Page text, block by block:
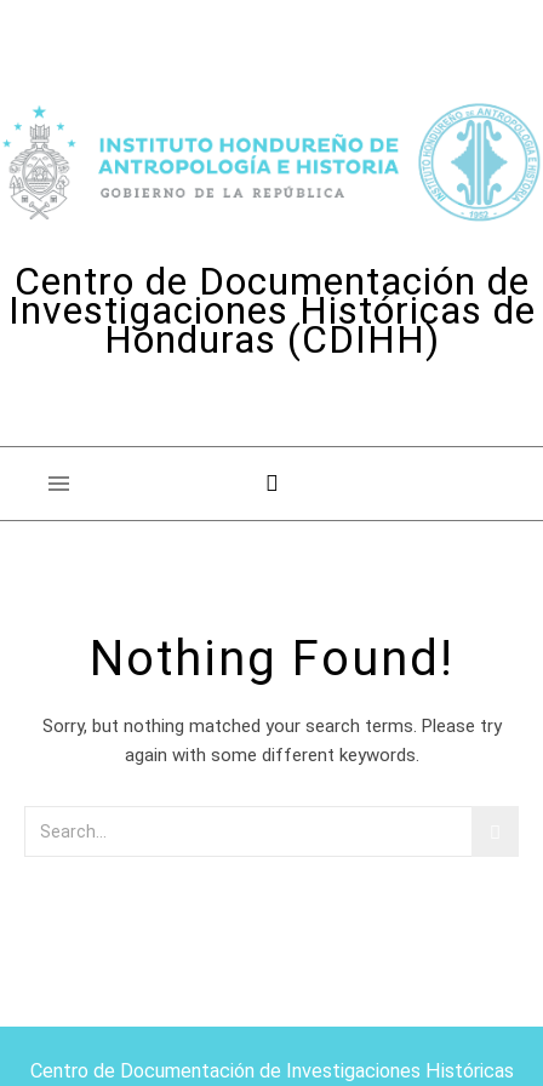
Centro de Documentación de
Investigaciones Históricas de
Honduras (CDIHH)
Nothing Found!
Sorry, but nothing matched your search terms. Please try
again with some different keywords.
Centro de Documentación de Investigaciones Históricas